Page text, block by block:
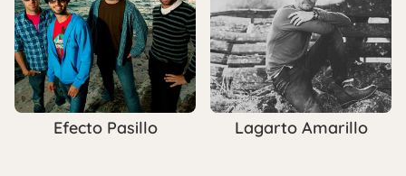
Efecto Pasillo Lagarto Amarillo